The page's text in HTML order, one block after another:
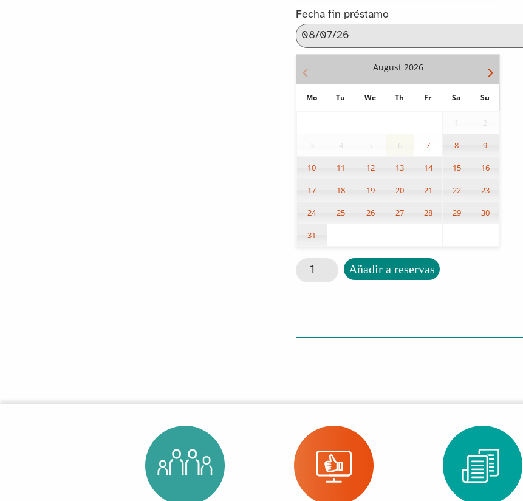
Fecha fin préstamo
August 2026
Mo Tu We Th Fr Sa Su
2
3 4 5 6 7 8 9
10 11 12 13 14 15 16
17 18 19 20 21 22 23
24 25 26 27 28 29 30
31
Cesta con sonidos cantidad
Añadir a reservas